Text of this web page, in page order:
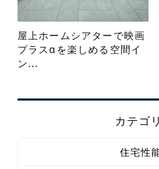
屋上ホームシアターで映画
プラスαを楽しめる空間イ
ン...
カテゴ
住宅性